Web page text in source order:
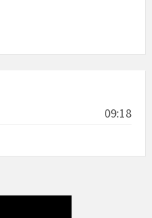
09:18